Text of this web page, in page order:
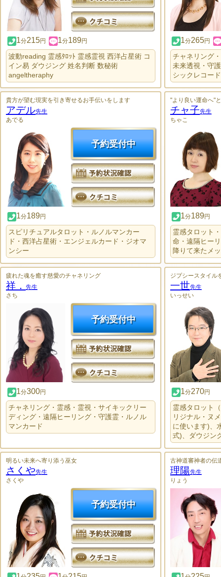
1分215円 1分189円
波動reading 霊感ﾀﾛｯﾄ 霊感霊視 西洋占星術 コ
イン易 ダウジング 姓名判断 数秘術
angeltheraphy
1分265円
チャネリング
未来透視・守
シックレコー
貴方が望む現実を引き寄せるお手伝いをします
アデル先生
あでる
予約受付中
1分189円
スピリチュアルタロット・ルノルマンカー
ド・西洋占星術・エンジェルカード・ジオマ
ンシー
"より良い運命へ"
チャ子先生
ちゃこ
1分189円
霊感タロット
命・遠隔ヒー
降りて来たメ
疲れた魂を癒す慈愛のチャネリング
祥． 先生
さち
予約受付中
1分300円
チャネリング・霊感・霊視・サイキックリー
ディング・遠隔ヒーリング・守護霊・ルノル
マンカード
ジプシースタイル
一世先生
いっせい
1分270円
霊感タロット
リジナル・ヌ
に使います)、
式)、ダウジン
明るい未来へ寄り添う巫女
さくや先生
さくや
予約受付中
古神道審神者の伝
理陽先生
りょう